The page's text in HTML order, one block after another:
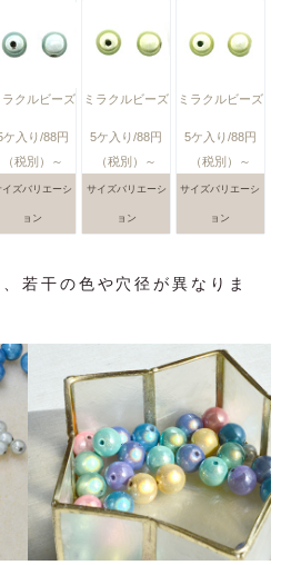
ラクルビーズ
ケ入り/88円
（税別）～
イズバリエーシ
ョン
ミラクルビーズ
5ケ入り/88円
（税別）～
サイズバリエーシ
ョン
ミラクルビーズ
5ケ入り/88円
（税別）～
サイズバリエーシ
ョン
若干の色や穴径が異なりま